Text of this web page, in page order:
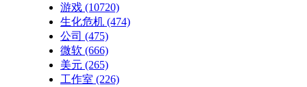
游戏 (10720)
生化危机 (474)
公司 (475)
微软 (666)
美元 (265)
工作室 (226)